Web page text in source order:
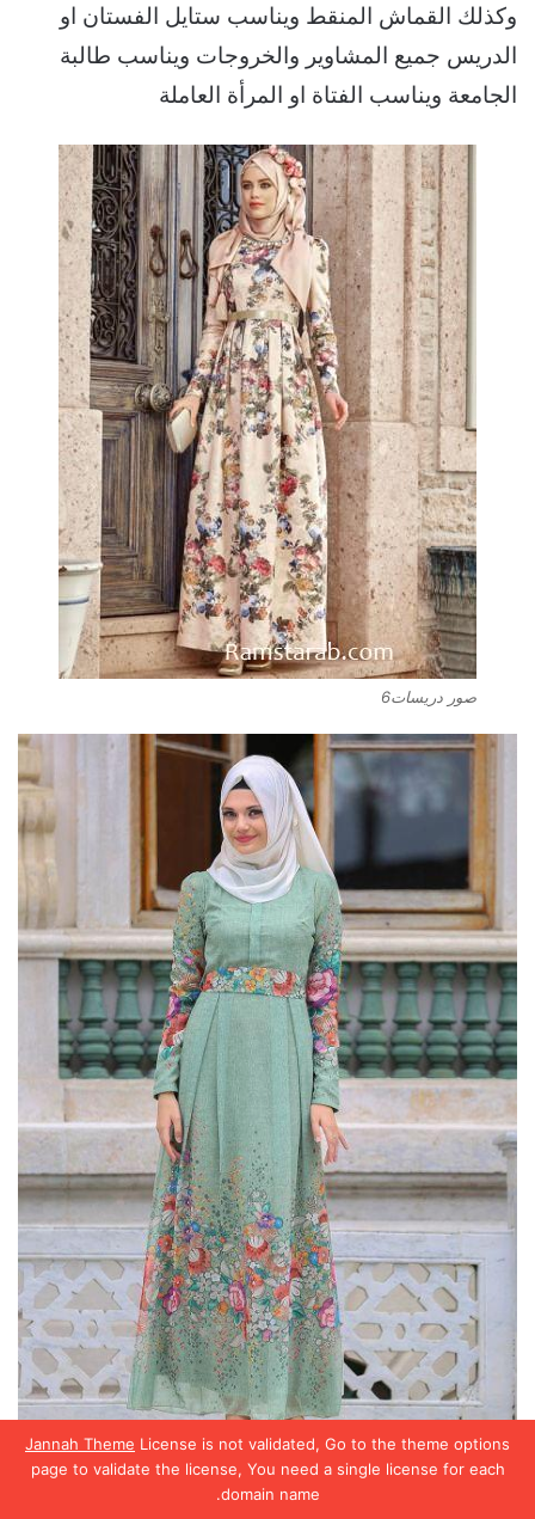
Jannah Theme License is not validated, Go to the theme options
page to validate the license, You need a single license for each
domain name.
وكذلك القماش المنقط ويناسب ستايل الفستان او
الدريس جميع المشاوير والخروجات ويناسب طالبة
الجامعة ويناسب الفتاة او المرأة العاملة
صور دريسات6